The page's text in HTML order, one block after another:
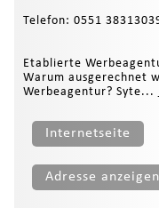
Telefon: 0551
Etablierte
Warum ausgerechnet
Werbeagentur? Syte...
Internetseite
Adresse anzeigen